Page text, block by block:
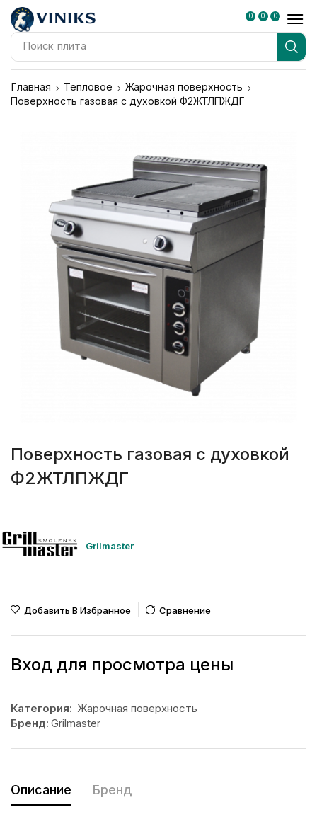
Поиск плита
0 0 0
Главная Тепловое
Жарочная поверхность
Поверхность газовая с духовкой Ф2ЖТЛПЖДГ
Поверхность газовая с духовкой
Ф2ЖТЛПЖДГ
Grilmaster
Добавить В Избранное Сравнение
Вход для просмотра цены
Категория: Жарочная поверхность
Бренд: Grilmaster
Описание Бренд